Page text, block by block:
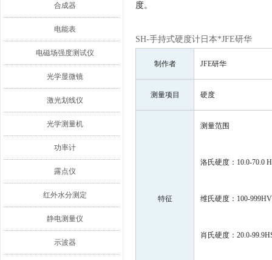
合成器
电能表
电磁场强度测试仪
光学显微镜
激光划线仪
光学测量机
功率计
露点仪
红外水分测定
静电测量仪
示波器
度。
SH-手持式硬度计日本*JFE研华
制作者 JFE研华
测量项目 硬度
特征
测量范围
洛氏硬度：10.0-70.0
维氏硬度：100-999HV
肖氏硬度：20.0-